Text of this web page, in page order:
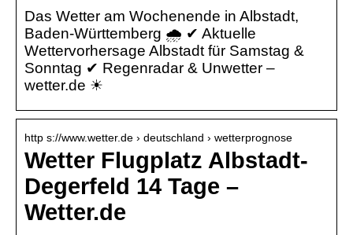
Das Wetter am Wochenende in Albstadt,
Baden-Württemberg 🌧️ ✔ Aktuelle
Wettervorhersage Albstadt für Samstag &
Sonntag ✔ Regenradar & Unwetter –
wetter.de ☀
http s://www.wetter.de › deutschland › wetterprognose
Wetter Flugplatz Albstadt-
Degerfeld 14 Tage –
Wetter.de